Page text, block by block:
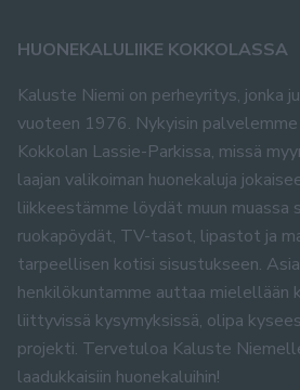
HUONEKALULIIKE KOKKOLASSA
Kaluste Niemi on perheyritys, jonka
vuoteen 1976. Nykyisin
Kokkolan Lassie-Parkissa, missä
laajan valikoiman huonekaluja
liikkeestämme löydät muun muassa
ruokapöydät, TV-tasot, lipastot ja
tarpeellisen kotisi sisustukseen.
henkilökuntamme auttaa mielellään
liittyvissä kysymyksissä, olipa
projekti. Tervetuloa Kaluste
laadukkaisiin huonekaluihin!